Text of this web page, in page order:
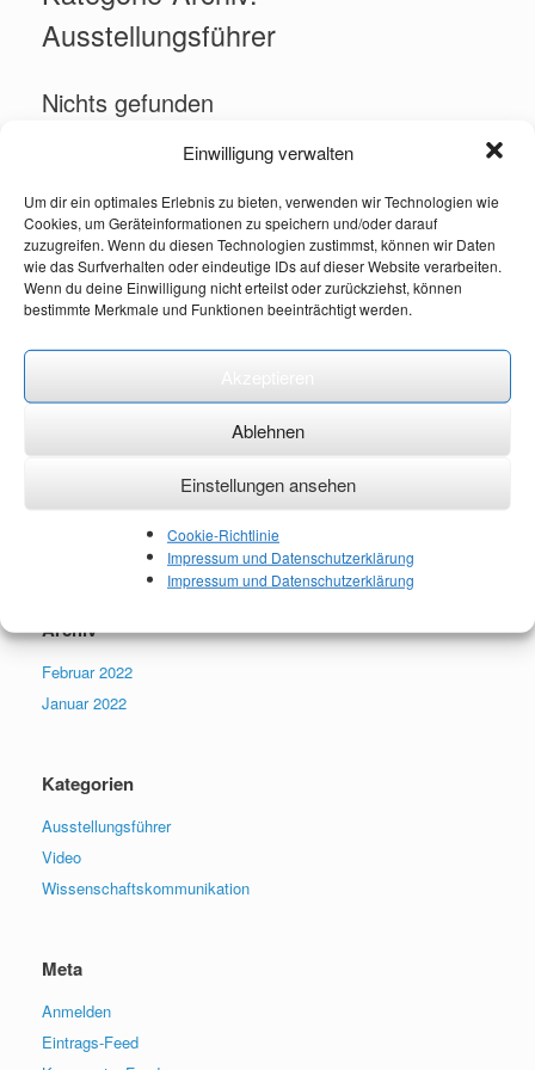
Einwilligung verwalten
Um dir ein optimales Erlebnis zu bieten, verwenden wir Technologien wie
Cookies, um Geräteinformationen zu speichern und/oder darauf
zuzugreifen. Wenn du diesen Technologien zustimmst, können wir Daten
wie das Surfverhalten oder eindeutige IDs auf dieser Website verarbeiten.
Wenn du deine Einwilligung nicht erteilst oder zurückziehst, können
bestimmte Merkmale und Funktionen beeinträchtigt werden.
Ablehnen
Einstellungen ansehen
Cookie-Richtlinie
Impressum und Datenschutzerklärung
Impressum und Datenschutzerklärung
Ausstellungsführer
Nichts gefunden
Das Gesuchte konnte leider nicht gefunden werden. Vielleicht
Suchen
nach:
Suchen
Neueste Beiträge
Ice and Fire – Leben unter null Grad in Tirol
Neueste Kommentare
Archiv
Februar 2022
Januar 2022
Kategorien
Ausstellungsführer
Video
Wissenschaftskommunikation
Meta
Anmelden
Eintrags-Feed